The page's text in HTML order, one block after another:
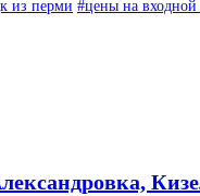
из перми #цены на входной